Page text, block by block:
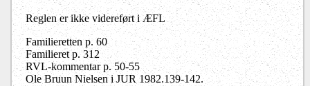
Reglen er ikke videreført i ÆFL
Familieretten p. 60
Familieret p. 312
RVL-kommentar p. 50-55
Ole Bruun Nielsen i JUR 1982.139-142.